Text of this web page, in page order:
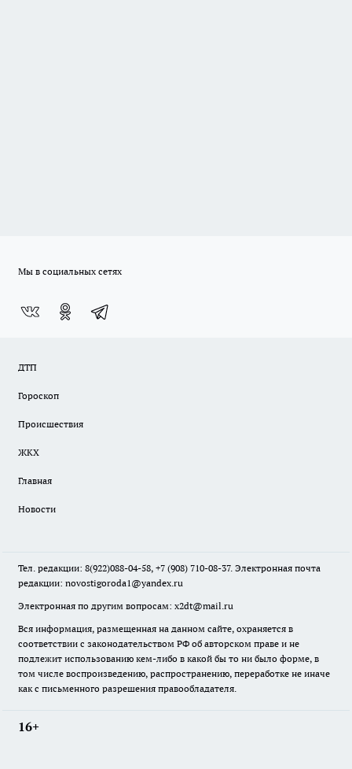
Мы в социальных сетях
ДТП
Гороскоп
Происшествия
ЖКХ
Главная
Новости
Тел. редакции: 8(922)088-04-58, +7 (908) 710-08-37. Электронная почта
редакции: novostigoroda1@yandex.ru
Электронная по другим вопросам: x2dt@mail.ru
Вся информация, размещенная на данном сайте, охраняется в
соответствии с законодательством РФ об авторском праве и не
подлежит использованию кем-либо в какой бы то ни было форме, в
том числе воспроизведению, распространению, переработке не иначе
как с письменного разрешения правообладателя.
16+